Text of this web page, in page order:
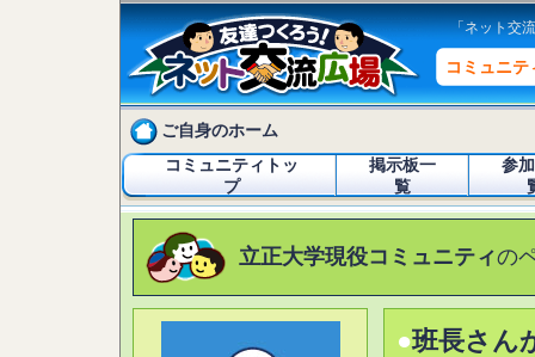
「ネット交
コミュニテ
ご自身のホーム
コミュニティトッ
プ
掲示板一
覧
参
立正大学現役コミュニティの
●班長さん